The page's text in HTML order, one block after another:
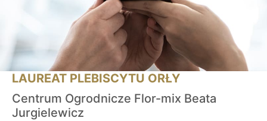
LAUREAT PLEBISCYTU ORŁY
Centrum Ogrodnicze Flor-mix Beata
Jurgielewicz